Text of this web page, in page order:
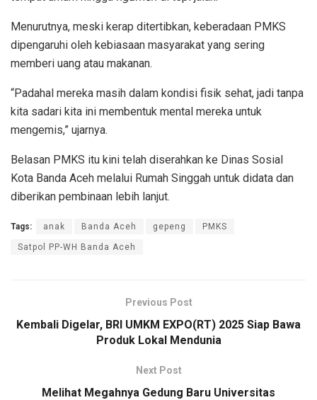
Menurutnya, meski kerap ditertibkan, keberadaan PMKS
dipengaruhi oleh kebiasaan masyarakat yang sering
memberi uang atau makanan.
“Padahal mereka masih dalam kondisi fisik sehat, jadi tanpa
kita sadari kita ini membentuk mental mereka untuk
mengemis,” ujarnya.
Belasan PMKS itu kini telah diserahkan ke Dinas Sosial
Kota Banda Aceh melalui Rumah Singgah untuk didata dan
diberikan pembinaan lebih lanjut.
Tags: anak Banda Aceh gepeng PMKS
Satpol PP-WH Banda Aceh
Previous Post
Kembali Digelar, BRI UMKM EXPO(RT) 2025 Siap Bawa
Produk Lokal Mendunia
Next Post
Melihat Megahnya Gedung Baru Universitas